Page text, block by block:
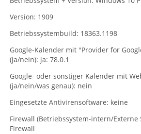
Version: 1909
Betriebssystembuild: 18363.1198
Google-Kalender mit "Provider for
(ja/nein): ja: 78.0.1
Google- oder sonstiger Kalender mit
(ja/nein/was genau): nein
Eingesetzte Antivirensoftware: keine
Firewall (Betriebssystem-intern/Externe
Firewall